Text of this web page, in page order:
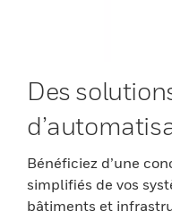
Des
Bénéficiez d’une
simplifiés de vos
bâtiments et